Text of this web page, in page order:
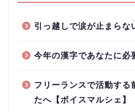
引っ越しで涙が止まらな
今年の漢字であなたに必
フリーランスで活動する
たへ【ボイスマルシェ】